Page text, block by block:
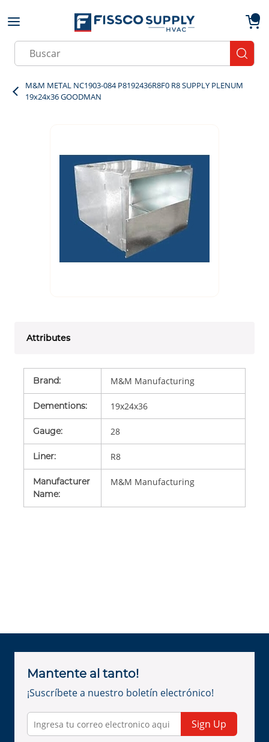
Skip to main content
Site Search
M&M METAL NC1903-084 P8192436R8F0 R8 SUPPLY PLENUM
19x24x36 GOODMAN
Attributes
Brand: M&M Manufacturing
Dementions: 19x24x36
Gauge: 28
Liner: R8
Manufacturer
Name:
M&M Manufacturing
Mantente al tanto!
¡Suscríbete a nuestro boletín electrónico!
Sign Up